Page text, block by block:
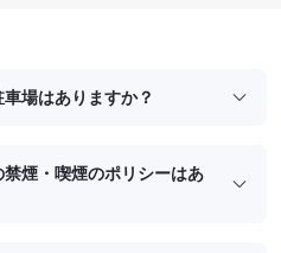
場はありますか？
煙・喫煙のポリシーはあ